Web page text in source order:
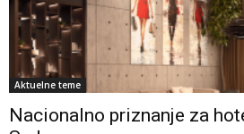
Aktuelne teme
Nacionalno priznanje za